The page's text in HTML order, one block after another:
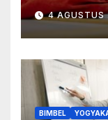
4
BIMBEL